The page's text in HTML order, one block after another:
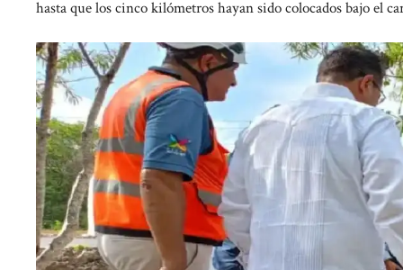
hasta que los cinco kilómetros hayan sido colocados bajo el